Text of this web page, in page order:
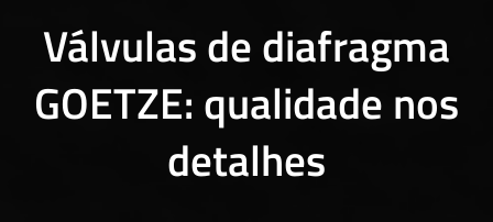
Válvulas de diafragma
GOETZE: qualidade nos
detalhes